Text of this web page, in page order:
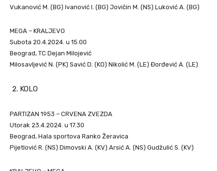
Vukanović M. (BG) Ivanović I. (BG) Jovičin M. (NS) Luković A. (BG)
MEGA – KRALJEVO
Subota 20.4.2024. u 15.00
Beograd, TC Dejan Milojević
Milosavljević N. (PK) Savić D. (KO) Nikolić M. (LE) Đorđević A. (LE)
KOLO
PARTIZAN 1953 – CRVENA ZVEZDA
Utorak 23.4.2024. u 17.30
Beograd, Hala sportova Ranko Žeravica
Pijetlović R. (NS) Dimovski A. (KV) Arsić A. (NS) Gudžulić S. (KV)